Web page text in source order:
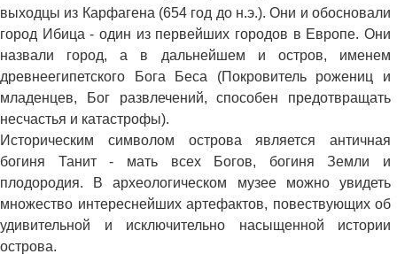
выходцы из Карфагена (654 год до н.э.). Они и обосновали
город Ибица - один из первейших городов в Европе. Они
назвали город, а в дальнейшем и остров, именем
древнеегипетского Бога Беса (Покровитель рожениц и
младенцев, Бог развлечений, способен предотвращать
несчастья и катастрофы).
Историческим символом острова является античная
богиня Танит - мать всех Богов, богиня Земли и
плодородия. В археологическом музее можно увидеть
множество интереснейших артефактов, повествующих об
удивительной и исключительно насыщенной истории
острова.